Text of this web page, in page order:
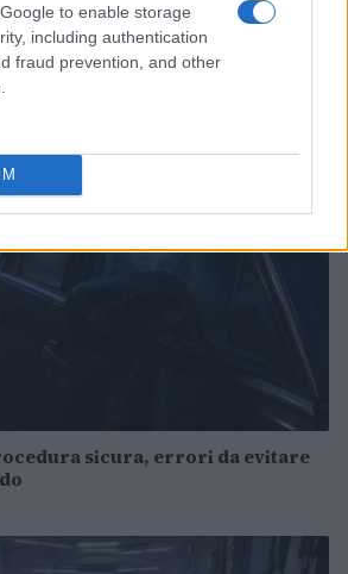
to enable storage
including authentication
fraud prevention, and other
240.000 auto elettrificate
2026
sicura, errori da evitare